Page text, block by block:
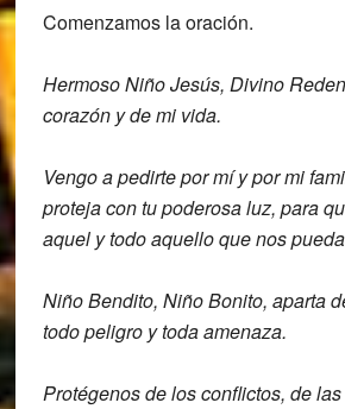
Comenzamos la oración.
Hermoso Niño Jesús, Divino
corazón y de mi vida.
Vengo a pedirte por mí y por mi
proteja con tu poderosa luz, para
aquel y todoaquello que nos
Niño Bendito, Niño Bonito, aparta
todo peligro ytoda amenaza.
Protégenos de los conflictos, de las